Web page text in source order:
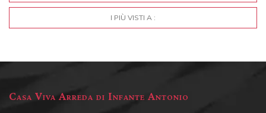
I PIÙ VISTI A :
Casa Viva Arreda di Infante Antonio